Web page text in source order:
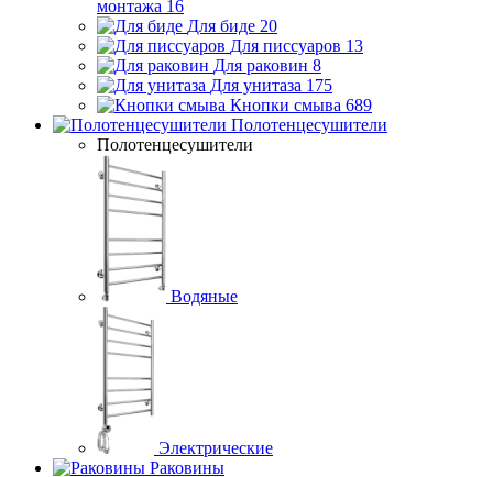
монтажа 16
Для биде 20
Для писсуаров 13
Для раковин 8
Для унитаза 175
Кнопки смыва 689
Полотенцесушители
Полотенцесушители
Водяные
Электрические
Раковины